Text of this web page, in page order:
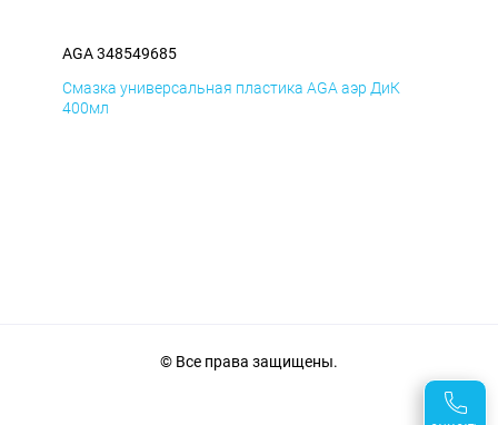
AGA 348549685
Смазка универсальная пластика AGA аэр ДиК
400мл
© Все права защищены.